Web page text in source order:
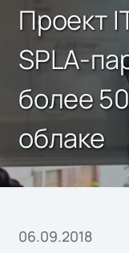
Проект
SPLA-
более
облаке
06.09.2018